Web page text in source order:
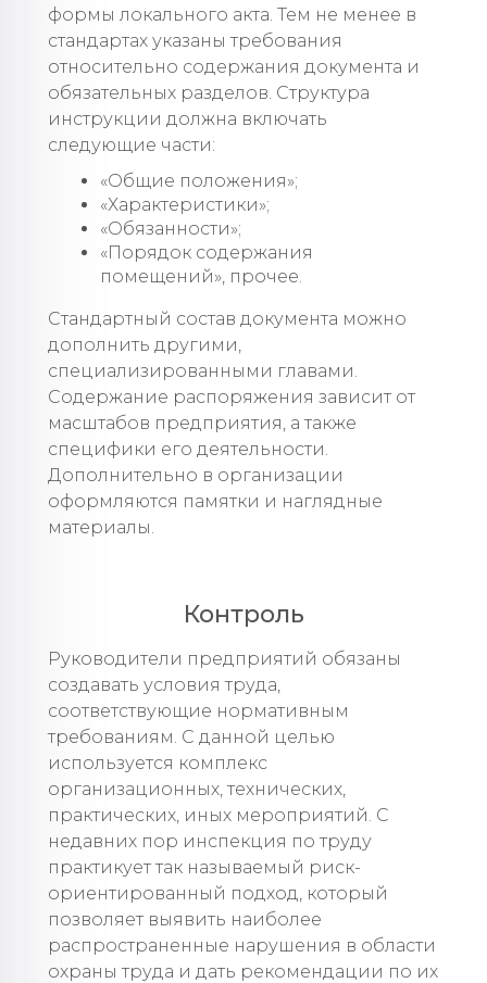
формы локального акта. Тем не менее в
стандартах указаны требования
относительно содержания документа и
обязательных разделов. Структура
инструкции должна включать
следующие части:
«Общие положения»;
«Характеристики»;
«Обязанности»;
«Порядок содержания
помещений», прочее.
Стандартный состав документа можно
дополнить другими,
специализированными главами.
Содержание распоряжения зависит от
масштабов предприятия, а также
специфики его деятельности.
Дополнительно в организации
оформляются памятки и наглядные
материалы.
Контроль
Руководители предприятий обязаны
создавать условия труда,
соответствующие нормативным
требованиям. С данной целью
используется комплекс
организационных, технических,
практических, иных мероприятий. С
недавних пор инспекция по труду
практикует так называемый риск-
ориентированный подход, который
позволяет выявить наиболее
распространенные нарушения в области
охраны труда и дать рекомендации по их